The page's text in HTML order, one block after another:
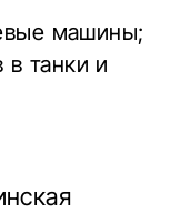
машины;
танки и